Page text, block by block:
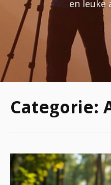
en leuke
Categorie: